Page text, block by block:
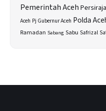
Pemerintah AcehPersiraja
Aceh Pj Gubernur Aceh Polda
Ramadan Sabang Sabu Safrizal